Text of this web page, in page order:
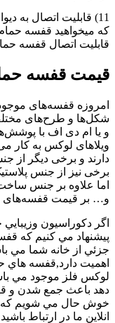
11) قابليت اتصال به
كه ميخواهيد قفسه
قابليت اتصال قفسه
قیمت قفسه
امروزه قفسه‌های
شکل‌ها و طرح‌های
و یا ام دی اف با
ویلاهای لوکس به کار
دارند و برخی دیگر
برخی نیز از جنس
اما علاوه بر جنس
و… بر قیمت قفسه‌های
اگر دكوراسيون
پيشنهاد مي كنيم كه
جزئي از خانه شما مي
اهميت دارد,قفسه هاي
لوكس فلز موجود مي
دهد باعث جمع شدن و
خوش حال مي شويم كه
انلاين ما در ارتباط باشيد